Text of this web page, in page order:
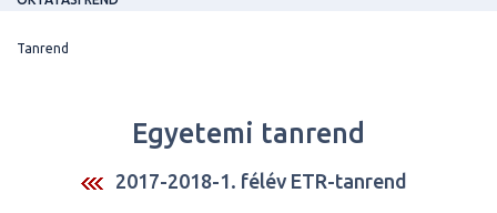
Tanrend
Egyetemi tanrend
2017-2018-1. félév ETR-tanrend